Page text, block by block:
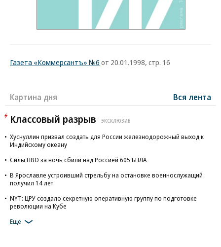
Газета «Коммерсантъ» №6 от 20.01.1998, стр. 16
Картина дня Вся лента
Классовый разрыв ЭКСКЛЮЗИВ
Хуснуллин призвал создать для России железнодорожный выход к
Индийскому океану
Силы ПВО за ночь сбили над Россией 605 БПЛА
В Ярославле устроивший стрельбу на остановке военнослужащий
получил 14 лет
NYT: ЦРУ создало секретную оперативную группу по подготовке
революции на Кубе
Еще